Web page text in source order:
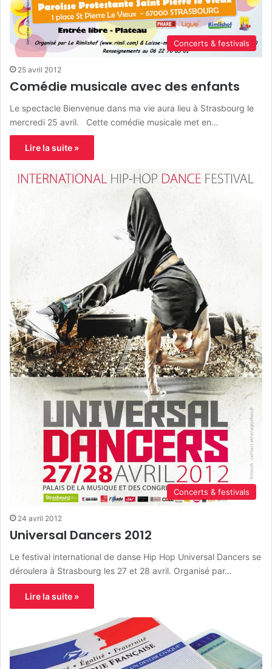
Concerts & festivals
25 avril 2012
Comédie musicale avec des enfants
Le spectacle Bienvenue dans ma vie aura lieu à Strasbourg le
mercredi 25 avril. Cette comédie musicale met en…
Lire la suite »
Concerts & festivals
24 avril 2012
Universal Dancers 2012
Le festival international de danse Hip Hop Universal Dancers se
déroulera à Strasbourg les 27 et 28 avril. Organisé par…
Lire la suite »